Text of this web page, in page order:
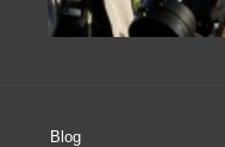
Blog